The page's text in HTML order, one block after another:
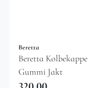
Beretta
Beretta Kolbekappe
Gummi Jakt